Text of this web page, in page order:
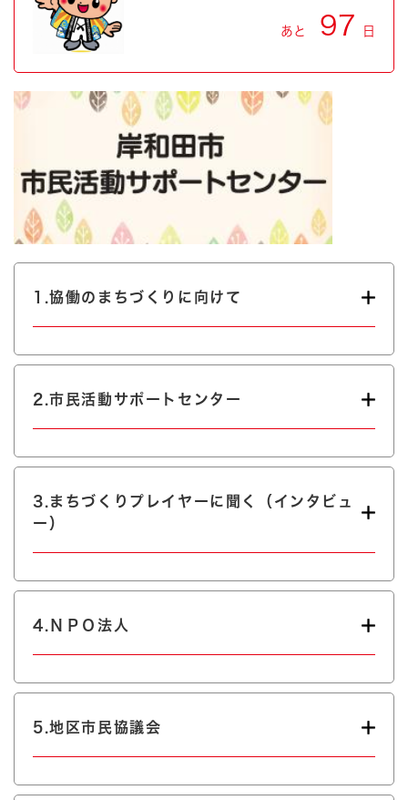
あと 97 日
1.協働のまちづくりに向けて
2.市民活動サポートセンター
3.まちづくりプレイヤーに聞く（インタビュ
ー）
4.ＮＰＯ法人
5.地区市民協議会